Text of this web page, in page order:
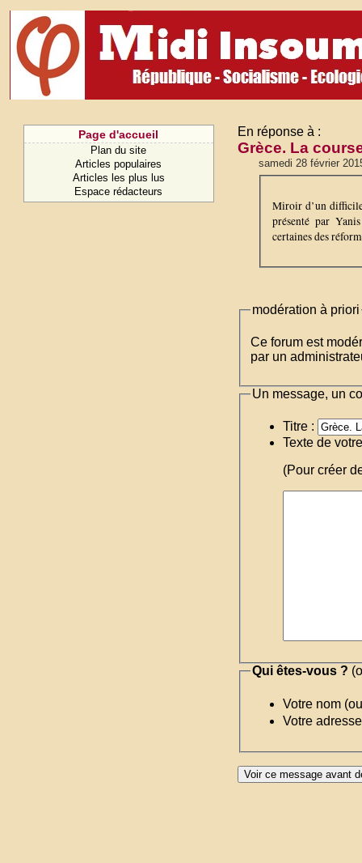
Page d'accueil
Plan du site
Articles populaires
Articles les plus lus
Espace rédacteurs
En réponse à :
Grèce. La
samedi 28 février
Miroir d’un
présenté par
certaines des
modération à priori
Ce forum est
par un
Un message, un
Titre :
Texte de
(Pour créer
Qui êtes-vous ?
Votre nom
Votre